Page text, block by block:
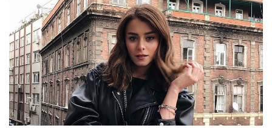
Contact
Login
Register
English